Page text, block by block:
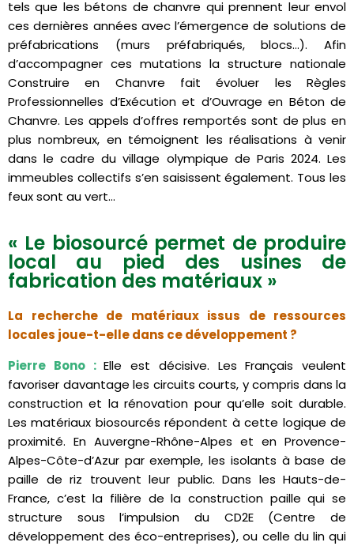
tels que les bétons de chanvre qui prennent leur envol
ces dernières années avec l’émergence de solutions de
préfabrications (murs préfabriqués, blocs…). Afin
d’accompagner ces mutations la structure nationale
Construire en Chanvre fait évoluer les Règles
Professionnelles d’Exécution et d’Ouvrage en Béton de
Chanvre. Les appels d’offres remportés sont de plus en
plus nombreux, en témoignent les réalisations à venir
dans le cadre du village olympique de Paris 2024. Les
immeubles collectifs s’en saisissent également. Tous les
feux sont au vert…
« Le biosourcé permet de produire
local au pied des usines de
fabrication des matériaux »
La recherche de matériaux issus de ressources
locales joue-t-elle dans ce développement ?
Pierre Bono : Elle est décisive. Les Français veulent
favoriser davantage les circuits courts, y compris dans la
construction et la rénovation pour qu’elle soit durable.
Les matériaux biosourcés répondent à cette logique de
proximité. En Auvergne-Rhône-Alpes et en Provence-
Alpes-Côte-d’Azur par exemple, les isolants à base de
paille de riz trouvent leur public. Dans les Hauts-de-
France, c’est la filière de la construction paille qui se
structure sous l’impulsion du CD2E (Centre de
développement des éco-entreprises), ou celle du lin qui